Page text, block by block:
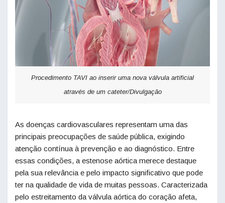
Procedimento TAVI ao inserir uma nova válvula artificial
através de um cateter/Divulgação
As doenças cardiovasculares representam uma das
principais preocupações de saúde pública, exigindo
atenção contínua à prevenção e ao diagnóstico. Entre
essas condições, a estenose aórtica merece destaque
pela sua relevância e pelo impacto significativo que pode
ter na qualidade de vida de muitas pessoas. Caracterizada
pelo estreitamento da válvula aórtica do coração afeta,